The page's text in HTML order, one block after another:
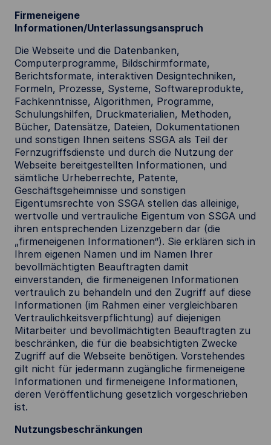
Firmeneigene
Informationen/Unterlassungsanspruch
Die Webseite und die Datenbanken,
Computerprogramme, Bildschirmformate,
Berichtsformate, interaktiven Designtechniken,
Formeln, Prozesse, Systeme, Softwareprodukte,
Fachkenntnisse, Algorithmen, Programme,
Schulungshilfen, Druckmaterialien, Methoden,
Bücher, Datensätze, Dateien, Dokumentationen
und sonstigen Ihnen seitens SSGA als Teil der
Fernzugriffsdienste und durch die Nutzung der
Webseite bereitgestellten Informationen, und
sämtliche Urheberrechte, Patente,
Geschäftsgeheimnisse und sonstigen
Eigentumsrechte von SSGA stellen das alleinige,
wertvolle und vertrauliche Eigentum von SSGA und
ihren entsprechenden Lizenzgebern dar (die
„firmeneigenen Informationen“). Sie erklären sich in
Ihrem eigenen Namen und im Namen Ihrer
bevollmächtigten Beauftragten damit
einverstanden, die firmeneigenen Informationen
vertraulich zu behandeln und den Zugriff auf diese
Informationen (im Rahmen einer vergleichbaren
Vertraulichkeitsverpflichtung) auf diejenigen
Mitarbeiter und bevollmächtigten Beauftragten zu
beschränken, die für die beabsichtigten Zwecke
Zugriff auf die Webseite benötigen. Vorstehendes
gilt nicht für jedermann zugängliche firmeneigene
Informationen und firmeneigene Informationen,
deren Veröffentlichung gesetzlich vorgeschrieben
ist.
Nutzungsbeschränkungen